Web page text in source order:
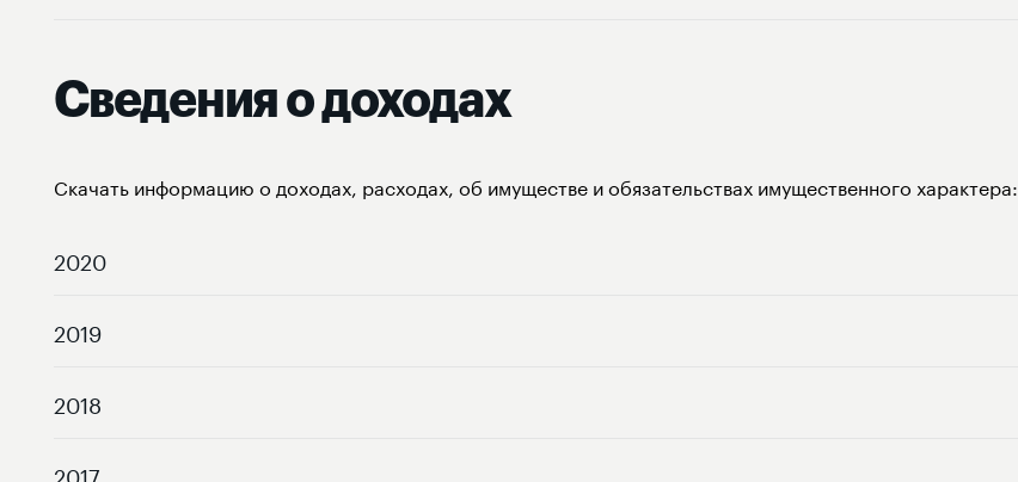
Сведения о доходах
Скачать информацию о доходах, расходах, об имуществе и обязательствах имущественного характера:
2020
2019
2018
2017